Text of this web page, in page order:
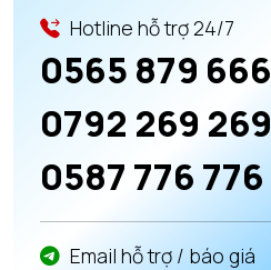
Hotline hỗ trợ 24/7
0565 879 666
0792 269 269
0587 776 776
Email hỗ trợ / báo giá